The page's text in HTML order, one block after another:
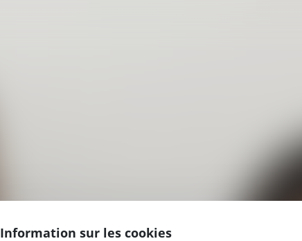
Information sur les cookies